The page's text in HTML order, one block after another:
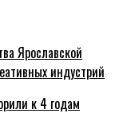
Ярославской
индустрий
к 4 годам